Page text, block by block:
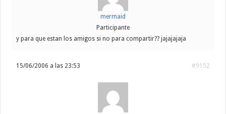
mermaid
Participante
y para que estan los amigos si no para compartir?? jajajajaja
15/06/2006 a las 23:53 #9152